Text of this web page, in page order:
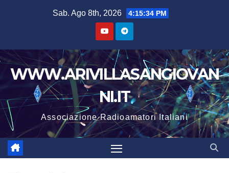
Sab. Ago 8th, 2026 4:15:36 PM
WWW.ARIVILLASANGIOVAN
NI.IT
Associazione Radioamatori Italiani